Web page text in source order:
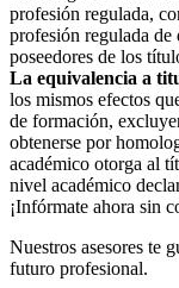
profesión regulada,
profesión regulada de
poseedores de los
La equivalencia a
los mismos efectos
de formación,
obtenerse por
académico otorga al
nivel académico
¡Infórmate ahora sin
Nuestros asesores te
futuro profesional.